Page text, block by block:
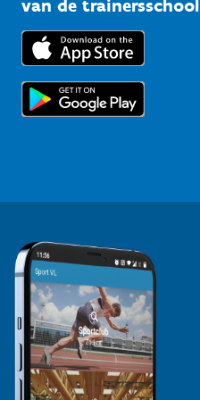
Trainers en begeleiders
Topsporters
Downloads
Voor de pers
van de trainersschool